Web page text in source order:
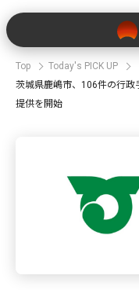
Top
Today's PICK UP
茨城県鹿嶋市、106件の行政
提供を開始